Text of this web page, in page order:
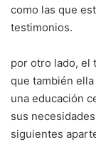
como las que
testimonios.
por otro lado, el
que también
una educación
sus
siguientes